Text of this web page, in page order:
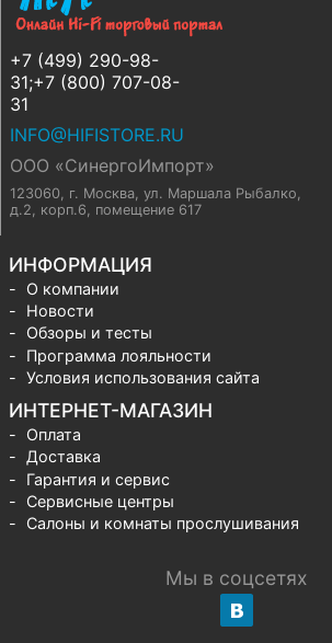
+7 (499) 290-98-
31;+7 (800) 707-08-
31
INFO@HIFISTORE.RU
ООО «СинергоИмпорт»
123060, г. Москва ул. Маршала Рыбалко,
д.2, корп.6, помещение 617
ИНФОРМАЦИЯ
О компании
Новости
Обзоры и тесты
Программа лояльности
Условия использования сайта
ИНТЕРНЕТ-МАГАЗИН
Оплата
Доставка
Гарантия и сервис
Сервисные центры
Салоны и комнаты прослушивания
Мы в соцсетях